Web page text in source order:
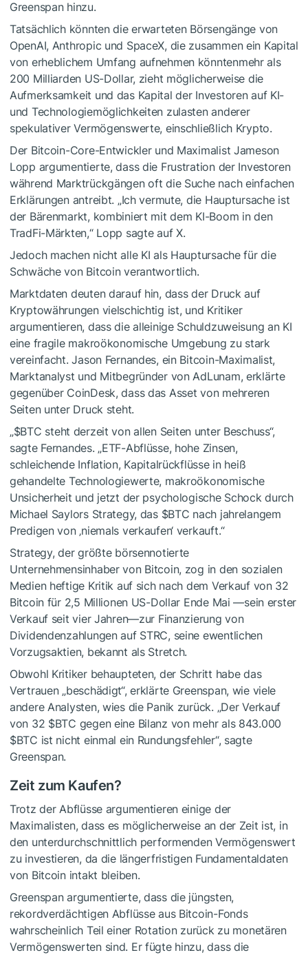
Greenspan hinzu.
Tatsächlich könnten die erwarteten Börsengänge von
OpenAI, Anthropic und SpaceX, die zusammen ein Kapital
von erheblichem Umfang aufnehmen könntenmehr als
200 Milliarden US-Dollar, zieht möglicherweise die
Aufmerksamkeit und das Kapital der Investoren auf KI-
und Technologiemöglichkeiten zulasten anderer
spekulativer Vermögenswerte, einschließlich Krypto.
Der Bitcoin-Core-Entwickler und Maximalist Jameson
Lopp argumentierte, dass die Frustration der Investoren
während Marktrückgängen oft die Suche nach einfachen
Erklärungen antreibt. „Ich vermute, die Hauptursache ist
der Bärenmarkt, kombiniert mit dem KI-Boom in den
TradFi-Märkten,“ Lopp sagte auf X.
Jedoch machen nicht alle KI als Hauptursache für die
Schwäche von Bitcoin verantwortlich.
Marktdaten deuten darauf hin, dass der Druck auf
Kryptowährungen vielschichtig ist, und Kritiker
argumentieren, dass die alleinige Schuldzuweisung an KI
eine fragile makroökonomische Umgebung zu stark
vereinfacht. Jason Fernandes, ein Bitcoin-Maximalist,
Marktanalyst und Mitbegründer von AdLunam, erklärte
gegenüber CoinDesk, dass das Asset von mehreren
Seiten unter Druck steht.
„$BTC steht derzeit von allen Seiten unter Beschuss“,
sagte Fernandes. „ETF-Abflüsse, hohe Zinsen,
schleichende Inflation, Kapitalrückflüsse in heiß
gehandelte Technologiewerte, makroökonomische
Unsicherheit und jetzt der psychologische Schock durch
Michael Saylors Strategy, das $BTC nach jahrelangem
Predigen von ‚niemals verkaufen‘ verkauft.“
Strategy, der größte börsennotierte
Unternehmensinhaber von Bitcoin, zog in den sozialen
Medien heftige Kritik auf sich nach dem Verkauf von 32
Bitcoin für 2,5 Millionen US-Dollar Ende Mai —sein erster
Verkauf seit vier Jahren—zur Finanzierung von
Dividendenzahlungen auf STRC, seine ewentlichen
Vorzugsaktien, bekannt als Stretch.
Obwohl Kritiker behaupteten, der Schritt habe das
Vertrauen „beschädigt“, erklärte Greenspan, wie viele
andere Analysten, wies die Panik zurück. „Der Verkauf
von 32 $BTC gegen eine Bilanz von mehr als 843.000
$BTC ist nicht einmal ein Rundungsfehler“, sagte
Greenspan.
Zeit zum Kaufen?
Trotz der Abflüsse argumentieren einige der
Maximalisten, dass es möglicherweise an der Zeit ist, in
den unterdurchschnittlich performenden Vermögenswert
zu investieren, da die längerfristigen Fundamentaldaten
von Bitcoin intakt bleiben.
Greenspan argumentierte, dass die jüngsten,
rekordverdächtigen Abflüsse aus Bitcoin-Fonds
wahrscheinlich Teil einer Rotation zurück zu monetären
Vermögenswerten sind. Er fügte hinzu, dass die